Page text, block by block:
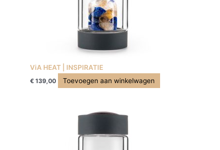
ViA HEAT | INSPIRATIE
€ 139,00 Toevoegen aan winkelwagen